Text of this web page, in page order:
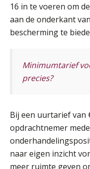
16 in te voeren om
aan de onderkant
bescherming te
Minimumtarief
precies?
Bij een uurtarief van
opdrachtnemer
naar eigen inzicht
meer ruimte geven
AUG
AUG
26
AUG